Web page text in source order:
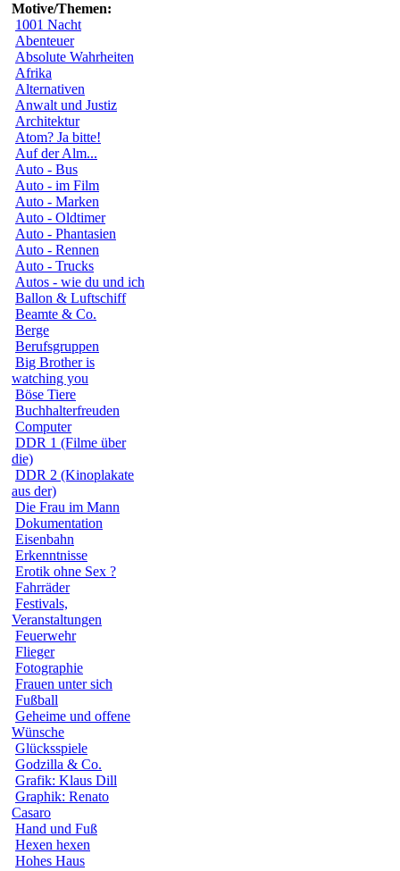
Motive/Themen:
1001 Nacht
Abenteuer
Absolute Wahrheiten
Afrika
Alternativen
Anwalt und Justiz
Architektur
Atom? Ja bitte!
Auf der Alm...
Auto - Bus
Auto - im Film
Auto - Marken
Auto - Oldtimer
Auto - Phantasien
Auto - Rennen
Auto - Trucks
Autos - wie du und ich
Ballon & Luftschiff
Beamte & Co.
Berge
Berufsgruppen
Big Brother is
watching you
Böse Tiere
Buchhalterfreuden
Computer
DDR 1 (Filme über
die)
DDR 2 (Kinoplakate
aus der)
Die Frau im Mann
Dokumentation
Eisenbahn
Erkenntnisse
Erotik ohne Sex ?
Fahrräder
Festivals,
Veranstaltungen
Feuerwehr
Flieger
Fotographie
Frauen unter sich
Fußball
Geheime und offene
Wünsche
Glücksspiele
Godzilla & Co.
Grafik: Klaus Dill
Graphik: Renato
Casaro
Hand und Fuß
Hexen hexen
Hohes Haus